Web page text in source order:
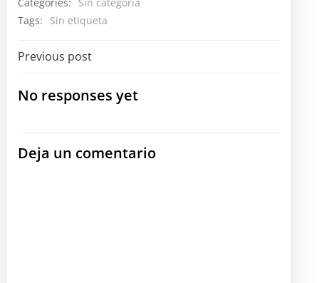
Tags:
Sin etiqueta
Navegación
por
entradas
Previous post
No responses yet
Deja un comentario